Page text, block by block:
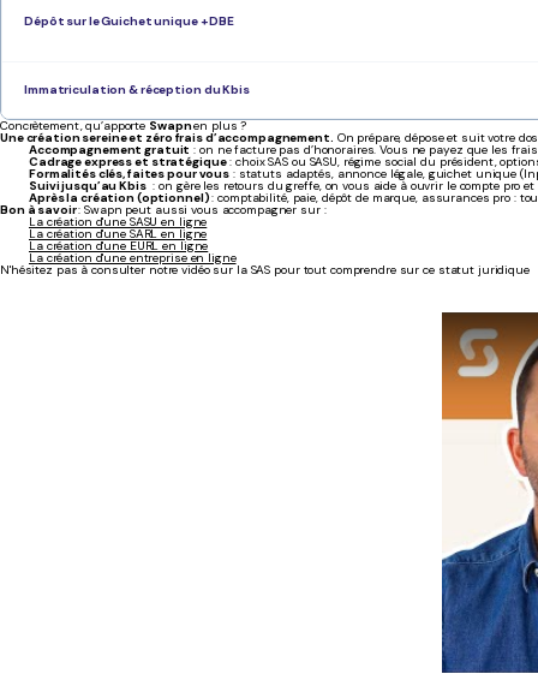
Dépôt sur le Guichet unique + DBE
Immatriculation & réception du Kbis
Concrètement, qu’apporteSwapnen plus ?
Unecréation sereine et zéro frais d’accompagnement. On prépare, dépose et suit votre
Accompagnement gratuit : on ne facture pas d’honoraires. Vous ne payez que les
Cadrage expresset stratégique : choix SAS ou SASU, régime social du président,
Formalités clés, faites pour vous : statuts adaptés, annonce légale, guichet unique
Suivi jusqu’au Kbis: on gère les retours du greffe, on vous aide à ouvrir le compte pro
Après la création (optionnel): comptabilité, paie, dépôt de marque, assurances pro :
Bon à savoir: Swapn peut aussi vous accompagner sur :
La création d'une SASU en ligne
La création d'une SARL en ligne
La création d'une EURL en ligne
La création d'une entreprise en ligne
N'hésitez pas à consulter notre vidéo sur la SAS pour tout comprendre sur ce statut juridique